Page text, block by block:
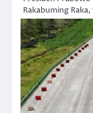
Rakabuming